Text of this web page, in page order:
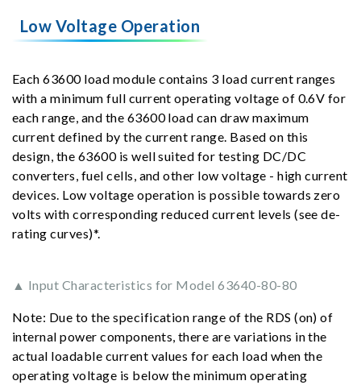
Low Voltage Operation
Each 63600 load module contains 3 load current ranges
with a minimum full current operating voltage of 0.6V for
each range, and the 63600 load can draw maximum
current defined by the current range. Based on this
design, the 63600 is well suited for testing DC/DC
converters, fuel cells, and other low voltage - high current
devices. Low voltage operation is possible towards zero
volts with corresponding reduced current levels (see de-
rating curves)*.
▲ Input Characteristics for Model 63640-80-80
Note: Due to the specification range of the RDS (on) of
internal power components, there are variations in the
actual loadable current values for each load when the
operating voltage is below the minimum operating